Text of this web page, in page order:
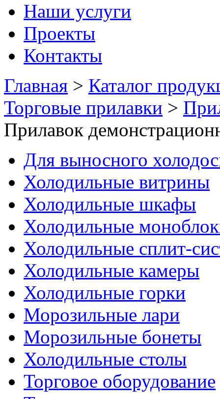
Наши услуги
Проекты
Контакты
Главная > Каталог
Торговые прилавки >
Прилавок
Для выносного
Холодильные витрины
Холодильные шкафы
Холодильные
Холодильные сплит-
Холодильные камеры
Холодильные горки
Морозильные лари
Морозильные бонеты
Холодильные столы
Торговое оборудование